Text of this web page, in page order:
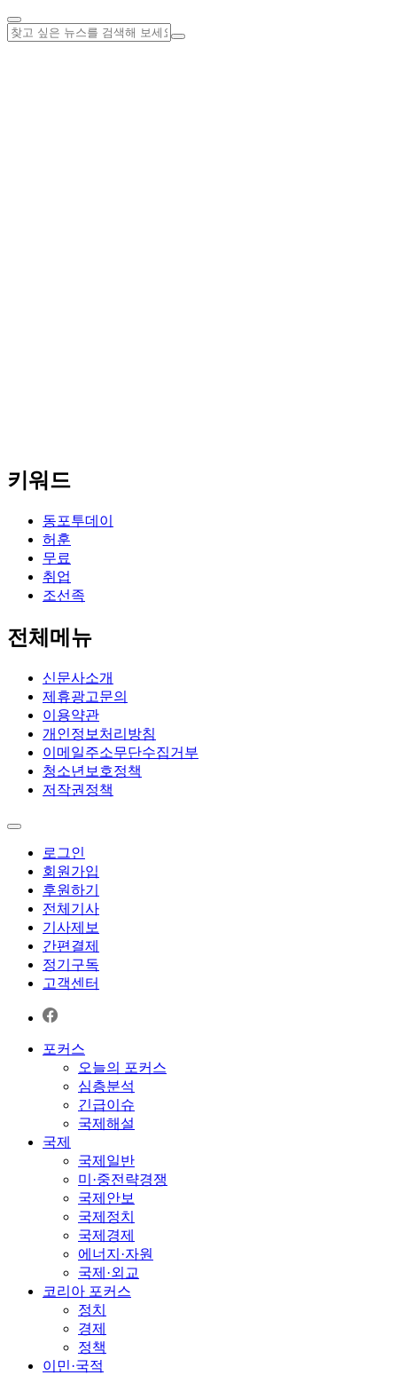
키워드
동포투데이
허훈
무료
취업
조선족
전체메뉴
신문사소개
제휴광고문의
이용약관
개인정보처리방침
이메일주소무단수집거부
청소년보호정책
저작권정책
로그인
회원가입
후원하기
전체기사
기사제보
간편결제
정기구독
고객센터
포커스
오늘의 포커스
심층분석
긴급이슈
국제해설
국제
국제일반
미·중전략경쟁
국제안보
국제정치
국제경제
에너지·자원
국제·외교
코리아 포커스
정치
경제
정책
이민·국적